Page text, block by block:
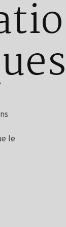
le